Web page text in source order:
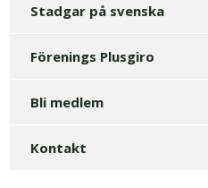
Stadgar på svenska
Förenings Plusgiro
Bli medlem
Kontakt